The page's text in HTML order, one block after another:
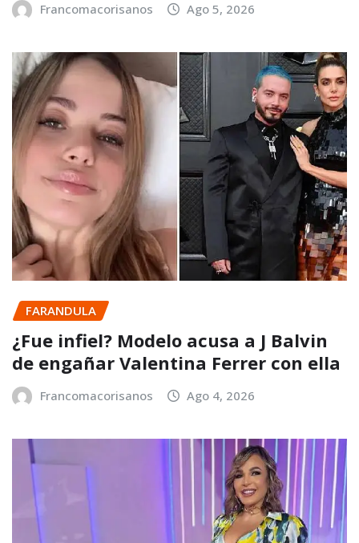
Francomacorisanos Ago 5, 2026
FARANDULA
¿Fue infiel? Modelo acusa a J Balvin
de engañar Valentina Ferrer con ella
Francomacorisanos Ago 4, 2026